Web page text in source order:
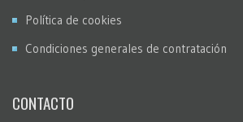
Política de cookies
Condiciones generales de contratación
CONTACTO